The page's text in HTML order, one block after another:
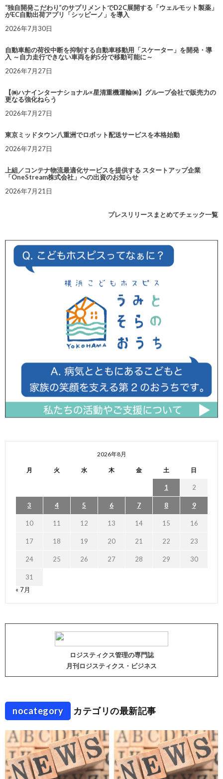
“独自開発こだわり”のサプリメントでD2C展開する「ウェルモット製薬」
がEC自動出荷アプリ「シッピーノ」を導入
2026年7月30日
自動車船の荷役中断を抑制する自動車移動用「スケーター」を開発・導
入 ～自力走行できない車両を約5分で移動可能に～
2026年7月27日
【㈱ハナインターナショナル×星清重機運輸㈱】グループ会社で販売力の
更なる強化ねらう
2026年7月27日
東京ミッドタウン八重洲でロボット配送サービスを本格始動
2026年7月27日
上組／コンテナ物流最適化サービスを提供する スタートアップ企業
「OneStream株式会社」への出資のお知らせ
2026年7月21日
プレスリリースまとめてチェック一覧
2026年8月
月 火 水 木 金 土 日
1 2
3 4 5 6 7 8 9
10 11 12 13 14 15 16
17 18 19 20 21 22 23
24 25 26 27 28 29 30
31
« 7月
ロジスティクス管理の専門誌
月刊ロジスティクス・ビジネス
nocategory カテゴリの最新記事